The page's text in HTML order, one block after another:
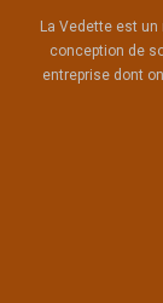
La Vedette est
conception de
entreprise dont